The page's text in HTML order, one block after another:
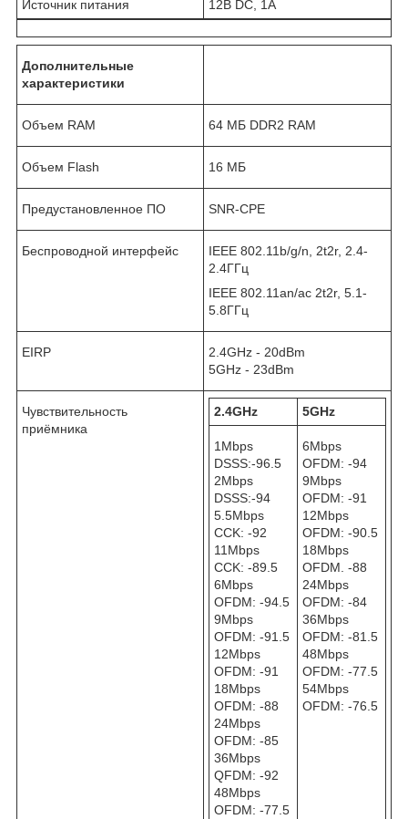
Источник питания
12В DC, 1A
Дополнительные
характеристики
Объем RAM 64 МБ DDR2 RAM
Объем Flash 16 МБ
Предустановленное ПО SNR-CPE
Беспроводной интерфейс
IEEE 802.11b/g/n, 2t2r, 2.4-
2.4ГГц
IEEE 802.11an/ac 2t2r, 5.1-
5.8ГГц
EIRP
2.4GHz - 20dBm
5GHz - 23dBm
Чувствительность
приёмника
2.4GHz 5GHz
1Mbps
DSSS:-96.5
2Mbps
DSSS:-94
5.5Mbps
CCK: -92
11Mbps
CCK: -89.5
6Mbps
OFDM: -94.5
9Mbps
OFDM: -91.5
12Mbps
OFDM: -91
18Mbps
OFDM: -88
24Mbps
OFDM: -85
36Mbps
QFDM: -92
48Mbps
OFDM: -77.5
6Mbps
OFDM: -94
9Mbps
OFDM: -91
12Mbps
OFDM: -90.5
18Mbps
OFDM. -88
24Mbps
OFDM: -84
36Mbps
OFDM: -81.5
48Mbps
OFDM: -77.5
54Mbps
OFDM: -76.5